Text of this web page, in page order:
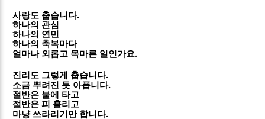
사랑도 춥습니다.
하나의 관심
하나의 연민
하나의 축복마다
얼마나 외롭고 목마른 일인가요.
진리도 그렇게 춥습니다.
소금 뿌려진 듯 아픕니다.
절반은 불에 타고
절반은 피 흘리고
마냥 쓰라리기만 합니다.